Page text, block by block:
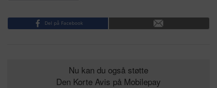
Del på Facebook
Nu kan du også støtte
Den Korte Avis på Mobilepay